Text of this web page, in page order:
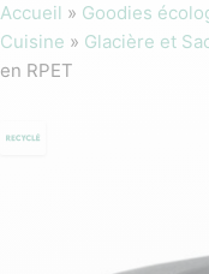
Accueil » Goodies
Cuisine » Glacière et
en RPET